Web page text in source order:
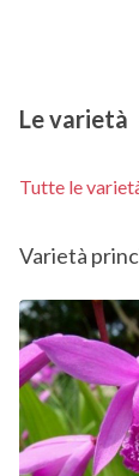
Le varietà
Tutte le
Varietà